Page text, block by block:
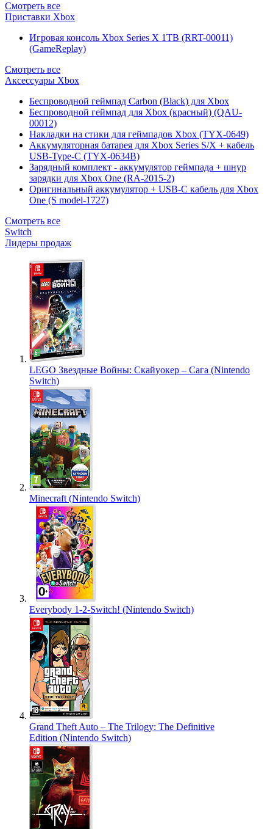
Смотреть все
Приставки Xbox
Игровая консоль Xbox Series X 1TB (RRT-00011)
(GameReplay)
Смотреть все
Аксессуары Xbox
Беспроводной геймпад Carbon (Black) для Xbox
Беспроводной геймпад для Xbox (красный) (QAU-
00012)
Накладки на стики для геймпадов Xbox (TYX-0649)
Аккумуляторная батарея для Xbox Series S/X + кабель
USB-Type-C (TYX-0634B)
Зарядный комплект - аккумулятор геймпада + шнур
зарядки для Xbox One (RA-2015-2)
Оригинальный аккумулятор + USB-C кабель для Xbox
One (S model-1727)
Смотреть все
Switch
Лидеры продаж
LEGO Звездные Войны: Скайуокер – Сага (Nintendo
Switch)
Minecraft (Nintendo Switch)
Everybody 1-2-Switch! (Nintendo Switch)
Grand Theft Auto – The Trilogy: The Definitive
Edition (Nintendo Switch)